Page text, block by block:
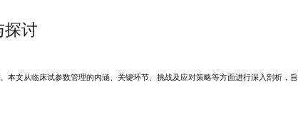
探讨
文从临床试参数管理的内涵、关键环节、挑战及应对策略等方面进行深入剖析，旨